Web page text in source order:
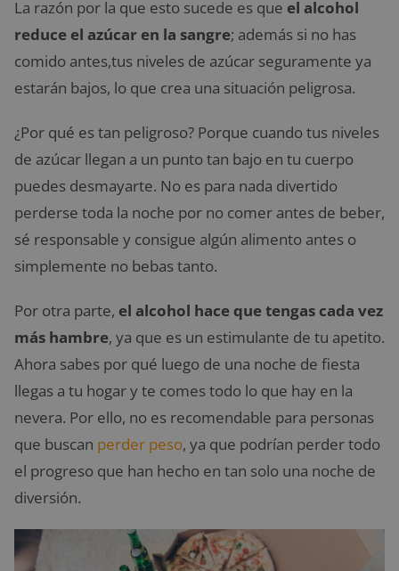
La razón por la que esto sucede es que el alcohol
reduce el azúcar en la sangre; además si no has
comido antes,tus niveles de azúcar seguramente ya
estarán bajos, lo que crea una situación peligrosa.
¿Por qué es tan peligroso? Porque cuando tus niveles
de azúcar llegan a un punto tan bajo en tu cuerpo
puedes desmayarte. No es para nada divertido
perderse toda la noche por no comer antes de beber,
sé responsable y consigue algún alimento antes o
simplemente no bebas tanto.
Por otra parte, el alcohol hace que tengas cada vez
más hambre, ya que es un estimulante de tu apetito.
Ahora sabes por qué luego de una noche de fiesta
llegas a tu hogar y te comes todo lo que hay en la
nevera. Por ello, no es recomendable para personas
que buscan perder peso, ya que podrían perder todo
el progreso que han hecho en tan solo una noche de
diversión.